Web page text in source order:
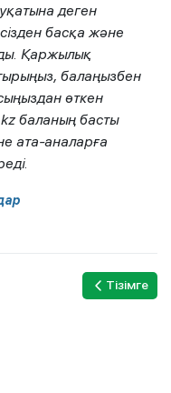
деген
басқа және
Қаржылық
балаңызбен
өткен
баланың басты
ата-аналарға
Тізімге